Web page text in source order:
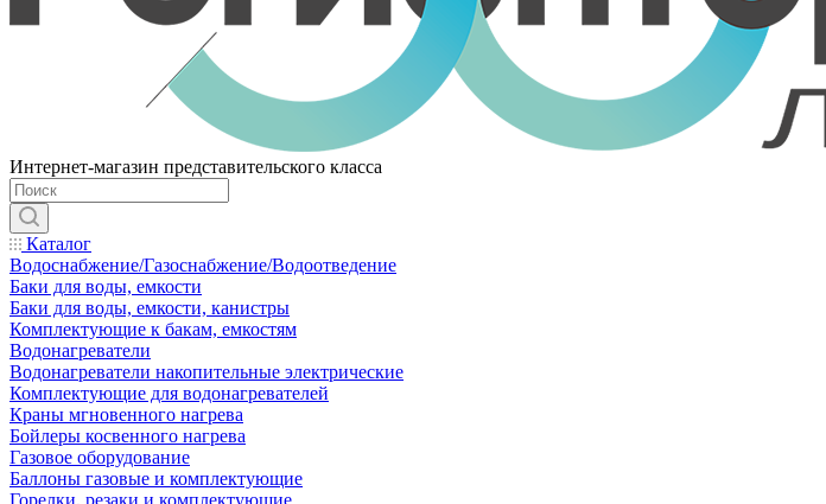
Интернет-магазин представительского класса
Каталог
Водоснабжение/Газоснабжение/Водоотведение
Баки для воды, емкости
Баки для воды, емкости, канистры
Комплектующие к бакам, емкостям
Водонагреватели
Водонагреватели накопительные электрические
Комплектующие для водонагревателей
Краны мгновенного нагрева
Бойлеры косвенного нагрева
Газовое оборудование
Баллоны газовые и комплектующие
Горелки, резаки и комплектующие